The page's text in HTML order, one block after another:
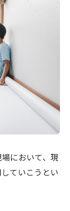
において、現
ていこうとい